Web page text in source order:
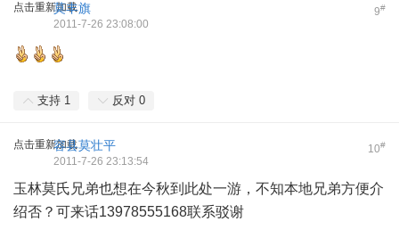
点击重新加载 9#
莫丰旗
2011-7-26 23:08:00
支持 1 反对 0
点击重新加载 10#
容县莫壮平
2011-7-26 23:13:54
玉林莫氏兄弟也想在今秋到此处一游，不知本地兄弟方便介
绍否？可来话13978555168联系驳谢